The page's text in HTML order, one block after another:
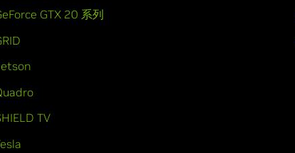
GTX 20 系列
TV